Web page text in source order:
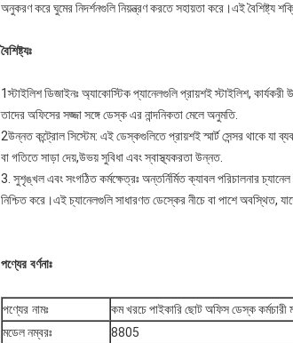
অনুকরণ করে ঘুমের নিদর্শনগুলি নিয়ন্ত্রণ করতে সহায়তা করে।এই বৈশিষ্ট্য
বৈশিষ্ট্যঃ
1স্টাইলিশ ডিজাইনঃ অ্যাকোস্টিক প্যানেলগুলি প্রায়শই স্টাইলিশ,
তাদের অফিসের সজ্জা সঙ্গে ডেস্ক এর নান্দনিকতা মেলে অনুমতি.
2উন্নত কন্ট্রোল সিস্টেম: এই ডেস্কগুলিতে প্রায়শই স্মার্ট সেন্সর থাকে যা
বা গতিতে সাড়া দেয়,উভয় সুবিধা এবং স্বাস্থ্যকরতা উন্নত.
3. সুশৃঙ্খল এবং সংগঠিত কর্মক্ষেত্রঃ অন্তর্নির্মিত ক্যাবল পরিচালনার
নিশ্চিত করে।এই চ্যানেলগুলি সাধারণত ডেস্কের নীচে বা পাশে অবস্থিত,
পণ্যের বর্ণনাঃ
পণ্যের নামঃ
কম খরচে পাইকারি ছোট অফিস ডেস্ক
মডেল নম্বরঃ
8805